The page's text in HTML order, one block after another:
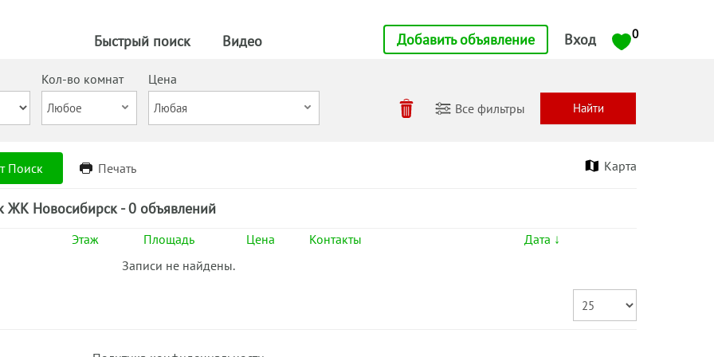
Быстрый поиск Видео Добавить объявление Вход 0
Кол-во комнат
Цена
Все фильтры
Поиск Печать Карта
ЖК Новосибирск - 0 объявлений
Этаж Площадь Цена Контакты
Дата ↓
Записи не найдены.